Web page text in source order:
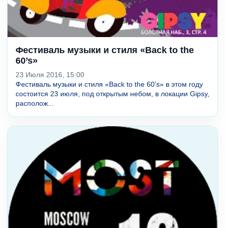
Фестиваль музыки и стиля «Back to the
60’s»
23 Июля 2016, 15:00
Фестиваль музыки и стиля «Back to the 60’s» в этом году
состоится 23 июля, под открытым небом, в локации Gipsy,
располож...